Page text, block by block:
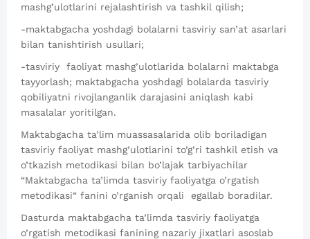
mashg’ulotlarini rejalashtirish va tashkil qilish;
-maktabgacha yoshdagi bolalarni tasviriy san’at asarlari
bilan tanishtirish usullari;
-tasviriy faoliyat mashg’ulotlarida bolalarni maktabga
tayyorlash; maktabgacha yoshdagi bolalarda tasviriy
qobiliyatni rivojlanganlik darajasini aniqlash kabi
masalalar yoritilgan.
Maktabgacha ta’lim muassasalarida olib boriladigan
tasviriy faoliyat mashg’ulotlarini to’g’ri tashkil etish va
o’tkazish metodikasi bilan bo’lajak tarbiyachilar
“Maktabgacha ta’limda tasviriy faoliyatga o’rgatish
metodikasi“ fanini o’rganish orqali egallab boradilar.
Dasturda maktabgacha ta’limda tasviriy faoliyatga
o’rgatish metodikasi fanining nazariy jixatlari asoslab